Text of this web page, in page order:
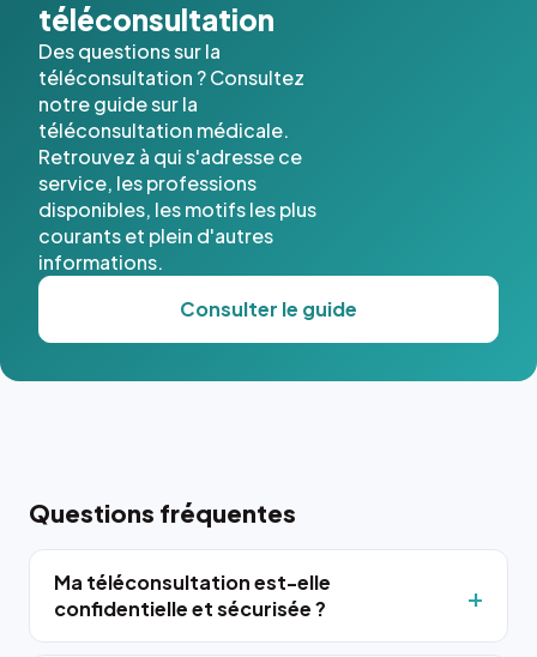
téléconsultation
Des questions sur la
téléconsultation ? Consultez
notre guide sur la
téléconsultation médicale.
Retrouvez à qui s'adresse ce
service, les professions
disponibles, les motifs les plus
courants et plein d'autres
informations.
Consulter le guide
Questions fréquentes
Ma téléconsultation est-elle
confidentielle et sécurisée ?